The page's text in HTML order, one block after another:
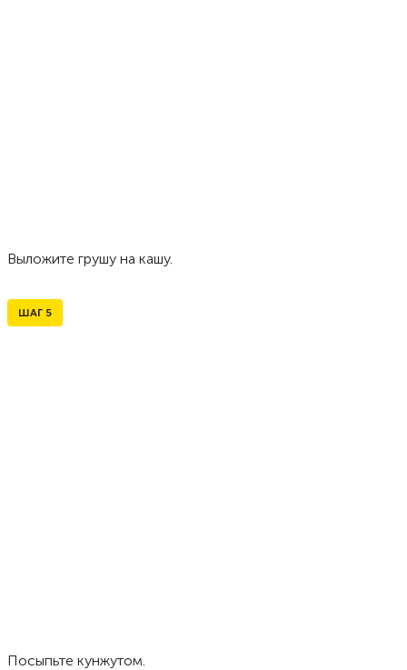
Выложите грушу на кашу.
ШАГ 5
Посыпьте кунжутом.